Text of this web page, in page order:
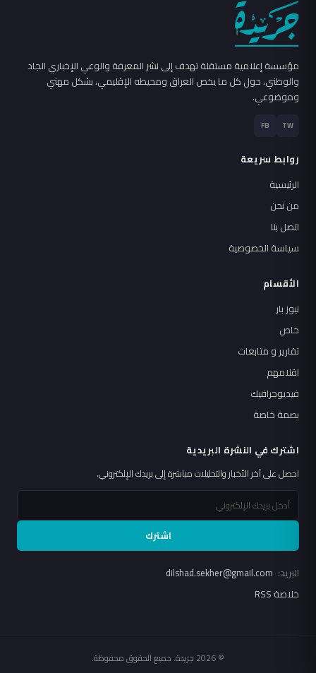
مؤسسة إعلامية مستقلة تهدف إلى نشر المعرفة والوعي الإخباري الجاد
والوطني، حول كل ما يخص العراق ومحيطه الإقليمي، بشكل مهني
وموضوعي.
TW
FB
روابط سريعة
الرئيسية
من نحن
اتصل بنا
سياسة الخصوصية
الأقسام
نيوز بار
خاص
تقارير و متابعات
اقلامهم
فيديوجرافيك
بصمة خاصة
اشترك في النشرة البريدية
احصل على آخر الأخبار والتحليلات مباشرة إلى بريدك الإلكتروني.
اشترك
البريد:
خلاصة RSS
© 2026 جريدة. جميع الحقوق محفوظة.